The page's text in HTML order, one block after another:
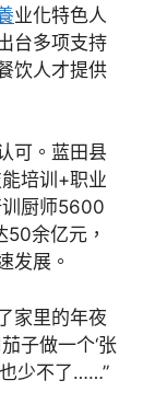
业化特色人
台多项支持
饮人才提供
可。蓝田县
培训+职业
训厨师5600
50余亿元，
发展。
家里的年夜
子做一个‘张
少不了……”